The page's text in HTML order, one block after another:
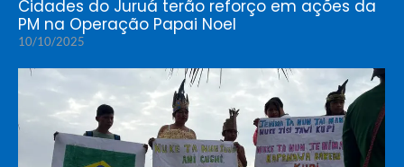
Cidades do Juruá terão reforço em ações da
PM na Operação Papai Noel
10/10/2025